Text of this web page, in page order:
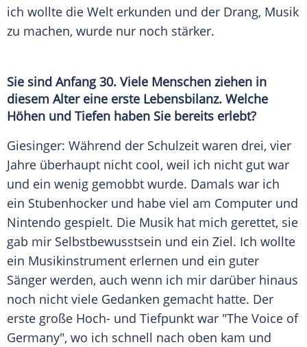
ich wollte die Welt erkunden und der Drang, Musik
zu machen, wurde nur noch stärker.
Sie sind Anfang 30. Viele Menschen ziehen in
diesem Alter eine erste Lebensbilanz. Welche
Höhen und Tiefen haben Sie bereits erlebt?
Giesinger: Während der Schulzeit waren drei, vier
Jahre überhaupt nicht cool, weil ich nicht gut war
und ein wenig gemobbt wurde. Damals war ich
ein Stubenhocker und habe viel am Computer und
Nintendo gespielt. Die Musik hat mich gerettet, sie
gab mir Selbstbewusstsein und ein Ziel. Ich wollte
ein Musikinstrument erlernen und ein guter
Sänger werden, auch wenn ich mir darüber hinaus
noch nicht viele Gedanken gemacht hatte. Der
erste große Hoch- und Tiefpunkt war "The Voice of
Germany", wo ich schnell nach oben kam und